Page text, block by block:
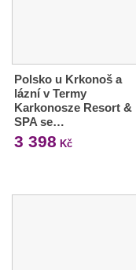
Polsko u Krkonoš a
lázní v Termy
Karkonosze Resort &
SPA se…
3 398 Kč